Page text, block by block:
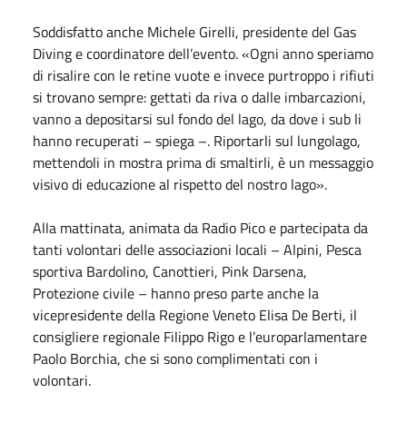
Soddisfatto anche Michele Girelli, presidente del Gas
Diving e coordinatore dell’evento. «Ogni anno speriamo
di risalire con le retine vuote e invece purtroppo i rifiuti
si trovano sempre: gettati da riva o dalle imbarcazioni,
vanno a depositarsi sul fondo del lago, da dove i sub li
hanno recuperati – spiega –. Riportarli sul lungolago,
mettendoli in mostra prima di smaltirli, è un messaggio
visivo di educazione al rispetto del nostro lago».
Alla mattinata, animata da Radio Pico e partecipata da
tanti volontari delle associazioni locali – Alpini, Pesca
sportiva Bardolino, Canottieri, Pink Darsena,
Protezione civile – hanno preso parte anche la
vicepresidente della Regione Veneto Elisa De Berti, il
consigliere regionale Filippo Rigo e l’europarlamentare
Paolo Borchia, che si sono complimentati con i
volontari.